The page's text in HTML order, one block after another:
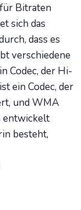
Bitraten
sich das
dass es
verschiedene
Codec, der Hi-
ein Codec, der
und WMA
entwickelt
besteht,